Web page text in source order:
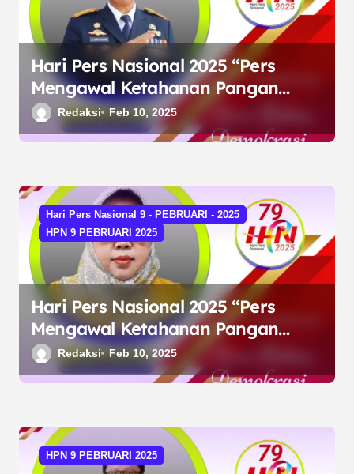
o
s
Hari Pers Nasional 2025 “Pers
Mengawal Ketahanan Pangan
untuk Kemandirian Bangsa”
Redaksi Feb 10, 2025
Hari Pers Nasional 9 - PEBRUARI - 2025
HPN 9 PEBRUARI 2025
Hari Pers Nasional 2025 “Pers
Mengawal Ketahanan Pangan
untuk Kemandirian Bangsa”
Redaksi Feb 10, 2025
HPN 9 PEBRUARI 2025